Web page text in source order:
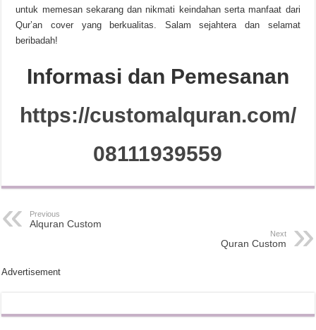
untuk memesan sekarang dan nikmati keindahan serta manfaat dari
Qur’an cover yang berkualitas. Salam sejahtera dan selamat
beribadah!
Informasi dan Pemesanan
https://customalquran.com/
08111939559
Previous
Alquran Custom
Next
Quran Custom
Advertisement